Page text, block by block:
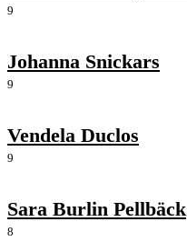
9
Johanna Snickars
9
Vendela Duclos
9
Sara Burlin Pellbäck
8